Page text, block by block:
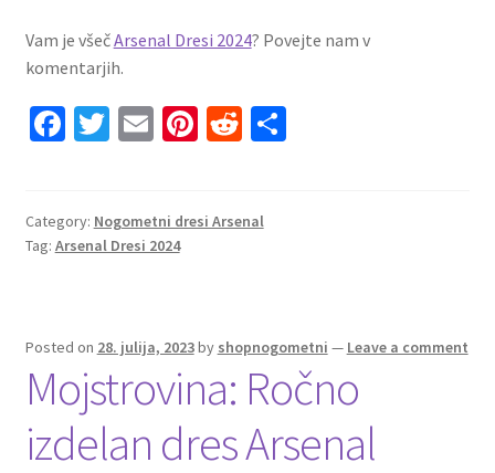
Vam je všečArsenal Dresi 2024? Povejte nam v
komentarjih.
Fa
o
o
T
er
E
l
Pi
es
R
di
S
Category: Nogometni dresi Arsenal
Tag: Arsenal Dresi 2024
Posted on 28. julija, 2023by shopnogometni — Leave a comment
Mojstrovina: Ročno
izdelan dres Arsenal